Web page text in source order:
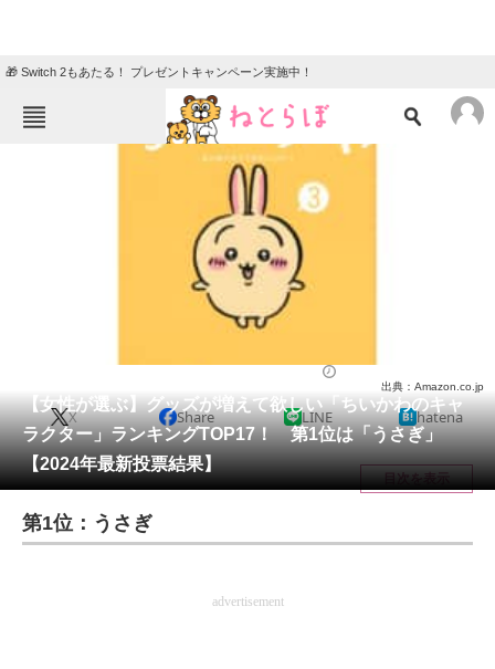
🎁 Switch 2もあたる！ プレゼントキャンペーン実施中！
ねとらぼメニュー
ニュース
クイズ
地域
教育・育児
会員記事
メディア
注目記事を集めた総合ページ
ITの今と未来を見通す
【女性が選ぶ】グッズが増えて欲しい「ちいかわのキャ
ラクター」ランキングTOP17！ 第1位は「うさぎ」
【2024年最新投票結果】
出典：Amazon.co.jp
X Share LINE hatena
目次を表示
第1位：うさぎ
advertisement